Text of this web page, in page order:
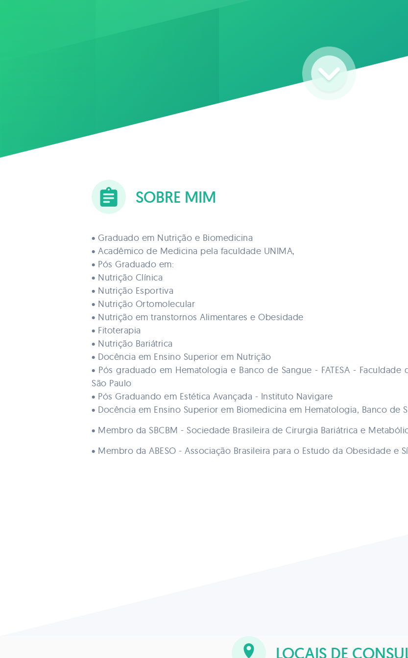
SOBRE MIM
• Graduado em Nutrição e Biomedicina
• Acadêmico de Medicina pela faculdade UNIMA,
• Pós Graduado em:
• Nutrição Clínica
• Nutrição Esportiva
• Nutrição Ortomolecular
• Nutrição em transtornos Alimentares e Obesidade
• Fitoterapia
• Nutrição Bariátrica
• Docência em Ensino Superior em Nutrição
• Pós graduado em Hematologia e Banco de Sangue - FATESA -
São Paulo
• Pós Graduando em Estética Avançada - Instituto Navigare
• Docência em Ensino Superior em Biomedicina em Hematologia, Banco de
• Membro da SBCBM - Sociedade Brasileira de Cirurgia Bariátrica e
• Membro da ABESO - Associação Brasileira para o Estudo da Obesidade e
LOCAIS DE